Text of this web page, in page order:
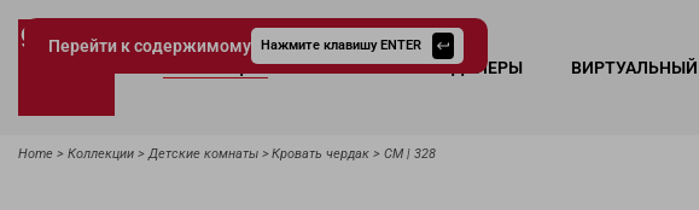
Перейти к содержимому Нажмите клавишу ENTER
КОЛЛЕКЦИИ КАТАЛОГИ ДИЛЕРЫ ВИРТУАЛЬНЫЙ
Home Коллекции Детские комнаты Кровать чердак CM | 328